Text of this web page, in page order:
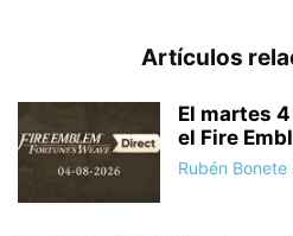
Artículos
El martes
el Fire
Rubén Bonete